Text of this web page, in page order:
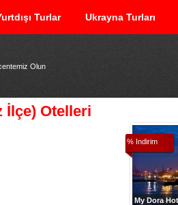
Turlar Ukrayna Turları
Olun
İlçe) Otelleri
% Indirim
My Dora